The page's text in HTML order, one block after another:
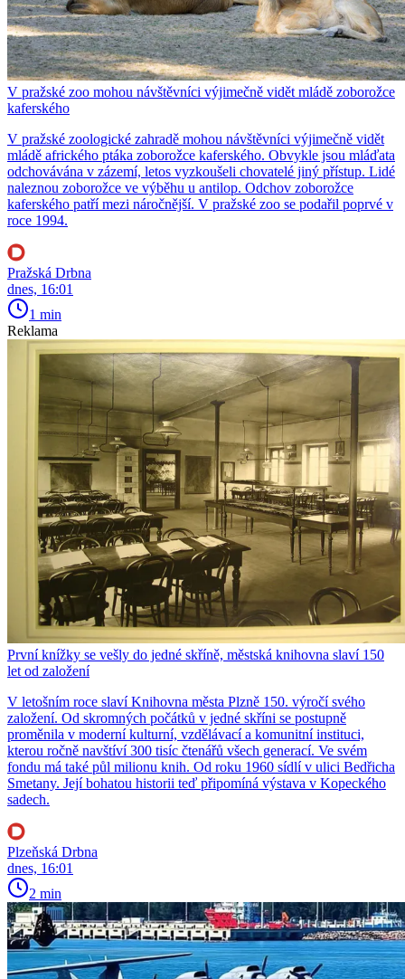
V pražské zoo mohou návštěvníci výjimečně vidět mládě zoborožce
kaferského
V pražské zoologické zahradě mohou návštěvníci výjimečně vidět
mládě afrického ptáka zoborožce kaferského. Obvykle jsou mláďata
odchovávána v zázemí, letos vyzkoušeli chovatelé jiný přístup. Lidé
naleznou zoborožce ve výběhu u antilop. Odchov zoborožce
kaferského patří mezi náročnější. V pražské zoo se podařil poprvé v
roce 1994.
Pražská Drbna
dnes, 16:01
1 min
Reklama
První knížky se vešly do jedné skříně, městská knihovna slaví 150
let od založení
V letošním roce slaví Knihovna města Plzně 150. výročí svého
založení. Od skromných počátků v jedné skříni se postupně
proměnila v moderní kulturní, vzdělávací a komunitní instituci,
kterou ročně navštíví 300 tisíc čtenářů všech generací. Ve svém
fondu má také půl milionu knih. Od roku 1960 sídlí v ulici Bedřicha
Smetany. Její bohatou historii teď připomíná výstava v Kopeckého
sadech.
Plzeňská Drbna
dnes, 16:01
2 min